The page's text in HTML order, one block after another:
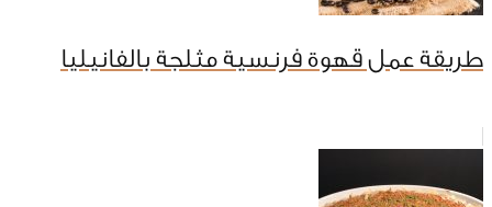
طريقة عمل قهوة فرنسية مثلجة بالفانيليا